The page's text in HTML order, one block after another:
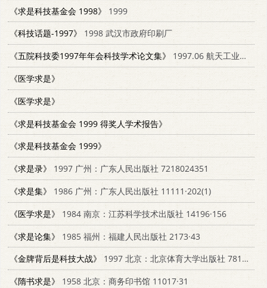
《求是科技基金会 1998》
1999
《科技话题-1997》
1998 武汉市政府印刷厂
《五院科技委1997年年会科技学术论文集》
1997.06 航天工业总公司五院科学技术委员会
《医学求是》
《医学求是》
《求是科技基金会 1999 得奖人学术报告》
《求是科技基金会 1999》
《求是录》
1997 广州：广东人民出版社 7218024351
《求是集》
1986 广州：广东人民出版社 11111·202(1)
《医学求是》
1984 南京：江苏科学技术出版社 14196·156
《求是论集》
1985 福州：福建人民出版社 2173·43
《金牌背后是科技大战》
1997 北京：北京体育大学出版社 7810512242
《隋书求是》
1958 北京：商务印书馆 11017·31